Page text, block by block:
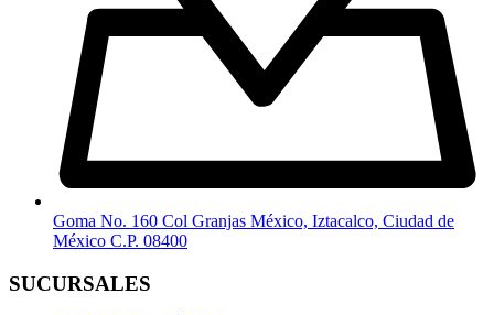
Goma No. 160 Col Granjas México, Iztacalco, Ciudad de
México C.P. 08400
SUCURSALES